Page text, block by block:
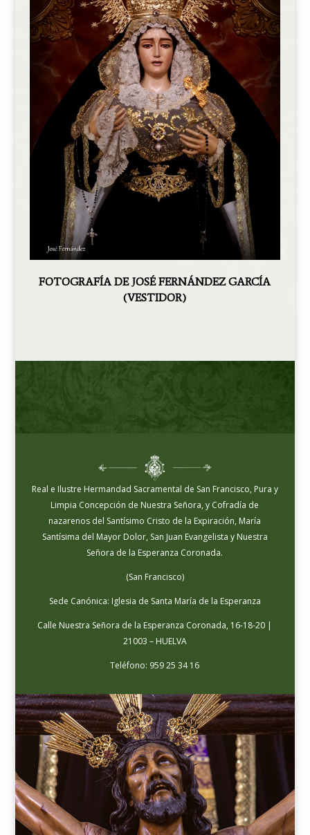
FOTOGRAFÍA DE JOSÉ FERNÁNDEZ GARCÍA
(VESTIDOR)
Real e Ilustre Hermandad Sacramental de San Francisco, Pura y
Limpia Concepción de Nuestra Señora, y Cofradía de
nazarenos del Santísimo Cristo de la Expiración, María
Santísima del Mayor Dolor, San Juan Evangelista y Nuestra
Señora de la Esperanza Coronada.
(San Francisco)
Sede Canónica: Iglesia de Santa María de la Esperanza
Calle Nuestra Señora de la Esperanza Coronada, 16-18-20 |
21003 – HUELVA
Teléfono: 959 25 34 16